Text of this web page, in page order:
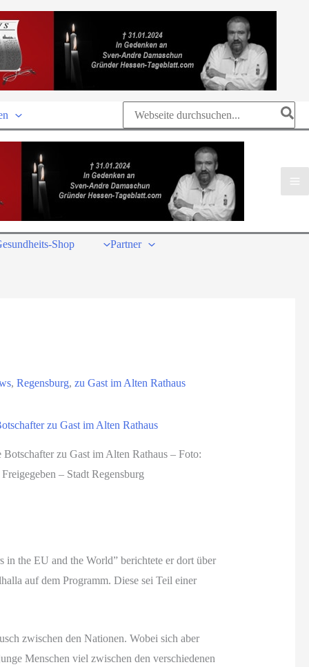
Search
for:
Shop Partner
, Regensburg, zu Gast im Alten Rathaus
Botschafter zu Gast im Alten Rathaus – Foto:
Freigegeben – Stadt Regensburg
in the EU and the World” berichtete er dort über
auf dem Programm. Diese sei Teil einer
zwischen den Nationen. Wobei sich aber
Menschen viel zwischen den verschiedenen